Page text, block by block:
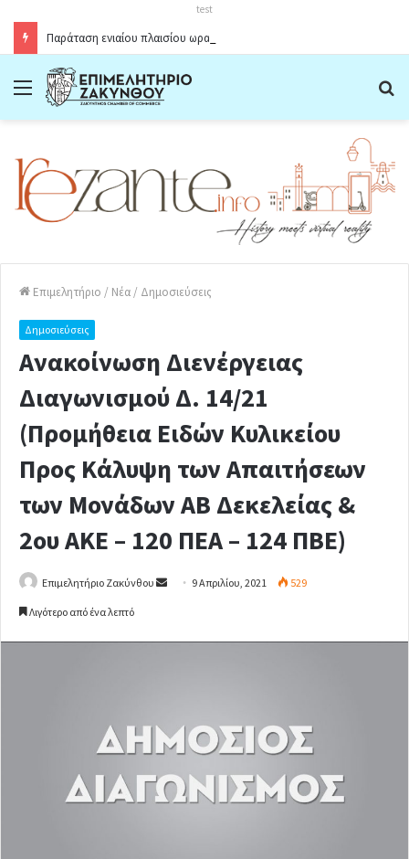
test
Menu
Επιμελητήριο / Νέα / Δημοσιεύσεις
Δημοσιεύσεις
Ανακοίνωση Διενέργειας
Διαγωνισμού Δ. 14/21
(Προμήθεια Ειδών Κυλικείου
Προς Κάλυψη των Απαιτήσεων
των Μονάδων ΑΒ Δεκελείας &
2ου ΑΚΕ – 120 ΠΕΑ – 124 ΠΒΕ)
Επιμελητήριο Ζακύνθου
m
i
l
9 Απριλίου, 2021 529
Λιγότερο από ένα λεπτό